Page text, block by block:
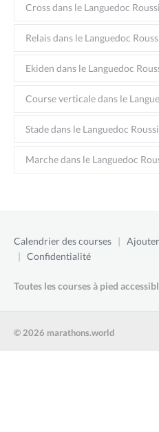
Cross dans le Languedoc
Relais dans le Languedoc
Ekiden dans le Languedoc
Course verticale dans le
Stade dans le Languedoc
Marche dans le Languedoc
Calendrier des courses |
| Confidentialité
Toutes les courses à pied
© 2026 marathons.world